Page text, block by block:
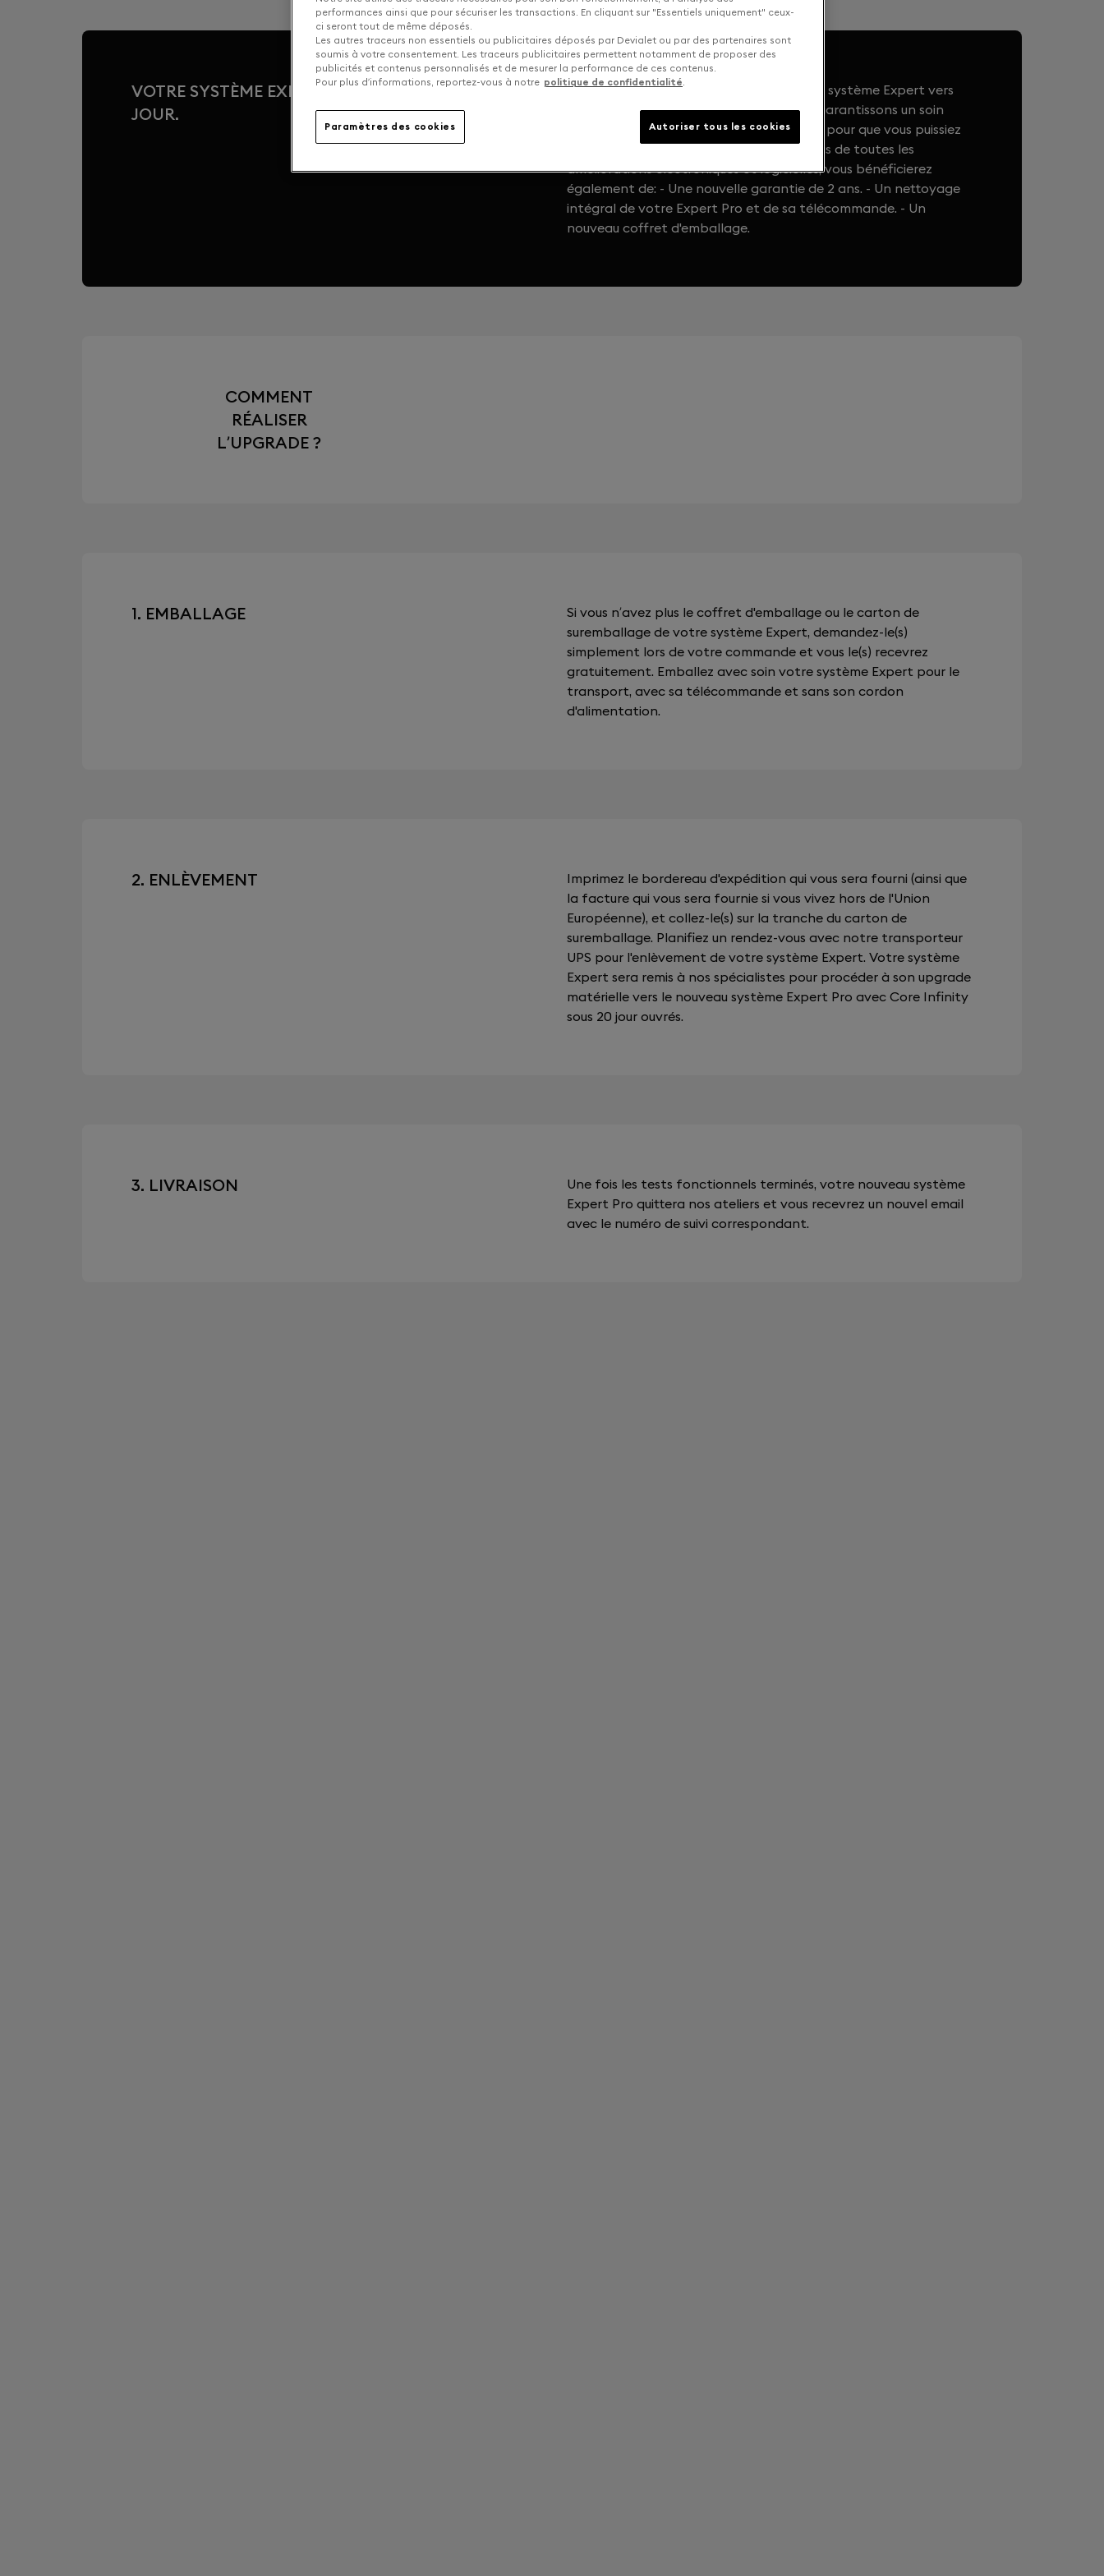
VOTRE SYSTÈME EXPERT, COMME AU PREMIER
JOUR.
En réalisant l’upgrade matérielle de votre système Expert vers
Expert Pro avec Core Infinity, nous vous garantissons un soin
tout particulier apporté à votre appareil pour que vous puissiez
le retrouver comme au premier jour. En plus de toutes les
améliorations électroniques et logicielles, vous bénéficierez
également de: - Une nouvelle garantie de 2 ans. - Un nettoyage
intégral de votre Expert Pro et de sa télécommande. - Un
nouveau coffret d'emballage.
COMMENT
RÉALISER
L’UPGRADE ?
1. EMBALLAGE
Si vous n’avez plus le coffret d'emballage ou le carton de
suremballage de votre système Expert, demandez-le(s)
simplement lors de votre commande et vous le(s) recevrez
gratuitement. Emballez avec soin votre système Expert pour le
transport, avec sa télécommande et sans son cordon
d'alimentation.
2. ENLÈVEMENT
Imprimez le bordereau d'expédition qui vous sera fourni (ainsi que
la facture qui vous sera fournie si vous vivez hors de l'Union
Européenne), et collez-le(s) sur la tranche du carton de
suremballage. Planifiez un rendez-vous avec notre transporteur
UPS pour l'enlèvement de votre système Expert. Votre système
Expert sera remis à nos spécialistes pour procéder à son upgrade
matérielle vers le nouveau système Expert Pro avec Core Infinity
sous 20 jour ouvrés.
3. LIVRAISON
Une fois les tests fonctionnels terminés, votre nouveau système
Expert Pro quittera nos ateliers et vous recevrez un nouvel email
avec le numéro de suivi correspondant.
performances ainsi que pour sécuriser les transactions. En cliquant sur "Essentiels uniquement" ceux-
ci seront tout de même déposés.
Les autres traceurs non essentiels ou publicitaires déposés par Devialet ou par des partenaires sont
soumis à votre consentement. Les traceurs publicitaires permettent notamment de proposer des
publicités et contenus personnalisés et de mesurer la performance de ces contenus.
Pour plus d’informations, reportez-vous à notre politique de confidentialité
Paramètres des cookies Autoriser tous les cookies